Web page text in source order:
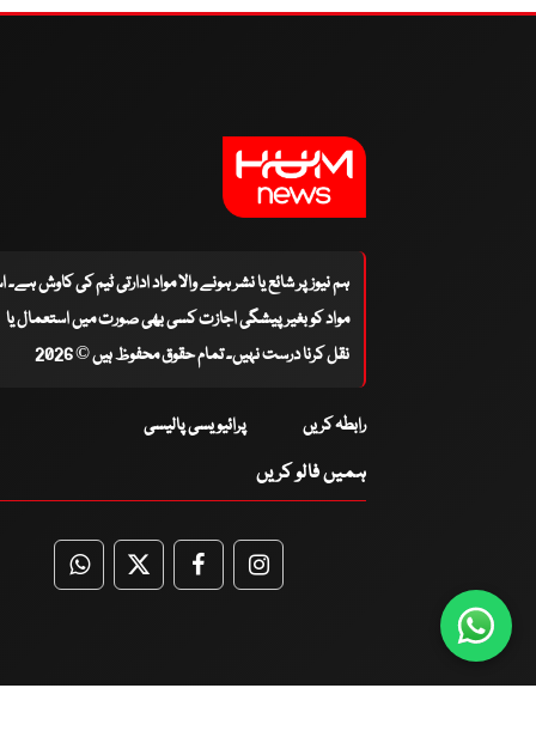
ہم نیوز پر شائع یا نشر ہونے والا مواد ادارتی ٹیم کی کاوش
مواد کو بغیر پیشگی اجازت کسی بھی صورت میں استعمال یا
نقل کرنا درست نہیں۔ تمام حقوق محفوظ ہیں © 2026
رابطہ کریں پرائیویسی پالیسی
ہمیں فالو کریں
WhatsApp
TwitterFacebookFacebook